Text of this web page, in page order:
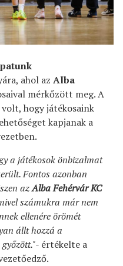
ahol az Alba
mérkőzött meg. A
hogy játékosaink
kapjanak a
a játékosok önbizalmat
Fontos azonban
azAlba Fehérvár KC
számukra már nem
ellenére örömét
állt hozzá a
- értékelte a